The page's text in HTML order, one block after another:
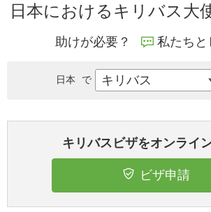
日本におけるキリバス大
助けが必要？ 私たちと
キリバスビザをオンライ
ビザ申請
日本 で キリバス